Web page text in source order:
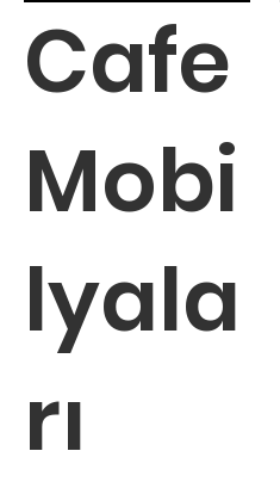
Cafe
Mobi
lyala
rı